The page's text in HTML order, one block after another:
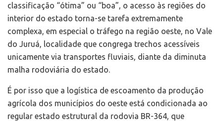
classificação “ótima” ou “boa”, o acesso às regiões do
interior do estado torna-se tarefa extremamente
complexa, em especial o tráfego na região oeste, no Vale
do Juruá, localidade que congrega trechos acessíveis
unicamente via transportes fluviais, diante da diminuta
malha rodoviária do estado.
É por isso que a logística de escoamento da produção
agrícola dos municípios do oeste está condicionada ao
regular estado estrutural da rodovia BR-364, que